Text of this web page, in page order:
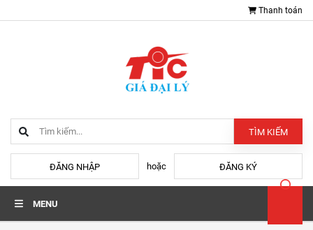
Thanh toán
TÌM KIẾM
ĐĂNG NHẬP hoặc ĐĂNG KÝ
MENU